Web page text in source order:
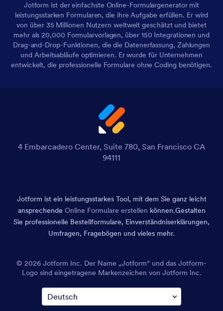
Jotform ist der einfachste Online-Formulargenerator mit
leistungsstarken Formularen, die ihre Aufgabe erfüllen. Er wird
von über 35 Millionen Nutzern weltweit geschätzt und bietet
mehr als 20,000 Formularvorlagen, über 150 Integrationen und
Drag-and-Drop-Funktionen, die die Datenerfassung, Zahlungen
und Arbeitsabläufe optimieren. Er wurde für Unternehmen
entwickelt, die professionelle Formulare ohne Coding benötigen.
4 Embarcadero Center, Suite 780, San Francisco CA
94111
Jotform ist ein leistungsstarkes Tool, mit dem Sie ganz leicht
ansprechende Online Formulare erstellen können.Gestalten
Sie professionelle Bestellformulare, Einverständniserklärungen,
Umfragen, Fragebögen und vieles mehr.
© 2026 Jotform Inc. Der Name „Jotform“ und das Jotform-
Logo sind eingetragene Markenzeichen von Jotform Inc.